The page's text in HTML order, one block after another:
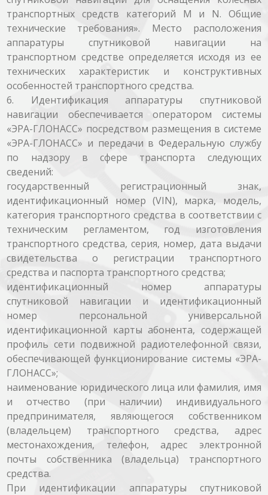
транспортных средств категорий М и N. Общие
технические требования». Место расположения
аппаратуры спутниковой навигации на
транспортном средстве определяется исходя из ее
технических характеристик и конструктивных
особенностей транспортного средства.
6. Идентификация аппаратуры спутниковой
навигации обеспечивается оператором системы
«ЭРА-ГЛОНАСС» посредством размещения в системе
«ЭРА-ГЛОНАСС» и передачи в Федеральную службу
по надзору в сфере транспорта следующих
сведений:
государственный регистрационный знак,
идентификационный номер (VIN), марка, модель,
категория транспортного средства в соответствии с
техническим регламентом, год изготовления
транспортного средства, серия, номер, дата выдачи
свидетельства о регистрации транспортного
средства и паспорта транспортного средства;
идентификационный номер аппаратуры
спутниковой навигации и идентификационный
номер персональной универсальной
идентификационной карты абонента, содержащей
профиль сети подвижной радиотелефонной связи,
обеспечивающей функционирование системы «ЭРА-
ГЛОНАСС»;
наименование юридического лица или фамилия, имя
и отчество (при наличии) индивидуального
предпринимателя, являющегося собственником
(владельцем) транспортного средства, адрес
местонахождения, телефон, адрес электронной
почты собственника (владельца) транспортного
средства.
При идентификации аппаратуры спутниковой